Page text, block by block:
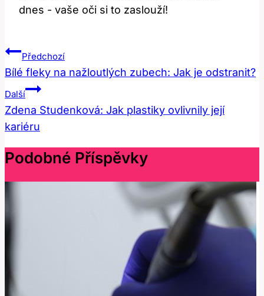
⁣dnes -‍ vaše oči si⁢ to zaslouží!
Navigace
Pro
Příspěvek
Předchozí
Bílé fleky na nažloutlých zubech: Jak je odstranit?
Další
Zdena Studenková: Jak plastiky ovlivnily její
kariéru
Podobné Příspěvky